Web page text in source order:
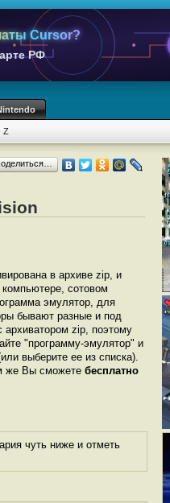
Cursor?
РФ
Z
в архиве zip, и
сотовом
эмулятор, для
бывают разные и под
zip, поэтому
"программу-эмулятор" и
выберите ее из списка).
же Вы сможете бесплатно
чуть ниже и отметь